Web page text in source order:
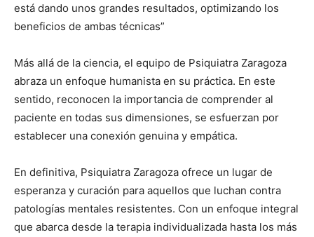
está dando unos grandes resultados, optimizando los
beneficios de ambas técnicas”
Más allá de la ciencia, el equipo de Psiquiatra Zaragoza
abraza un enfoque humanista en su práctica. En este
sentido, reconocen la importancia de comprender al
paciente en todas sus dimensiones, se esfuerzan por
establecer una conexión genuina y empática.
En definitiva, Psiquiatra Zaragoza ofrece un lugar de
esperanza y curación para aquellos que luchan contra
patologías mentales resistentes. Con un enfoque integral
que abarca desde la terapia individualizada hasta los más